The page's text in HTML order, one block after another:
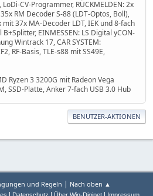
CV-Programmer, RÜCKMELDEN: 2x
RM Decoder S-88 (LDT-Optos, Boll),
mit 37x MA-Decoder LDT, IEK und 8-fach
EINMESSEN: LS Digital yCON-
Wintrack 17, CAR SYSTEM:
RF-Basis, TLE-s88 mit SS49E,
Ryzen 3 3200G mit Radeon Vega
SSD-Platte, Anker 7-fach USB 3.0 Hub
BENUTZER-AKTIONEN
und Regeln Nach oben ▲